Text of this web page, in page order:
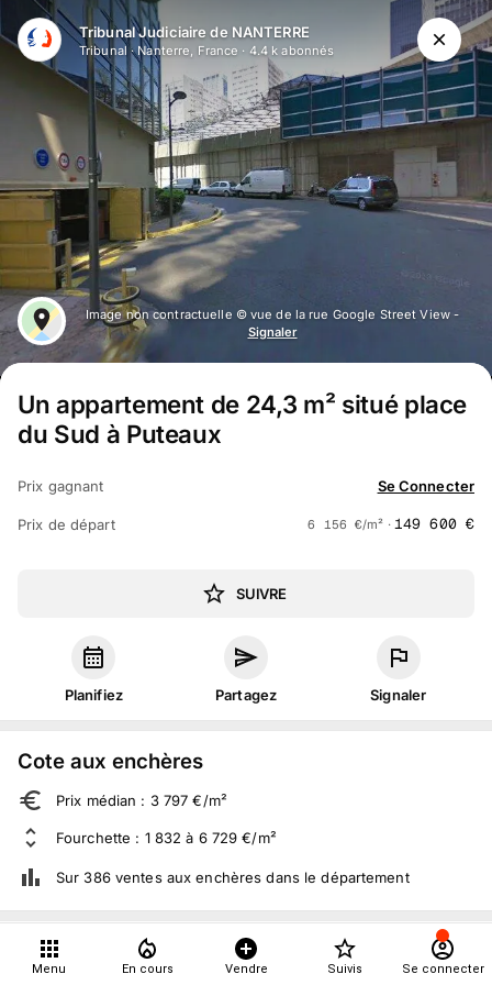
Aller au contenu principal
Tribunal Judiciaire de NANTERRE
Tribunal·Nanterre, France · 4.4 k abonnés
Image non contractuelle © vue de la rue Google Street View -
Signaler
Un appartement de 24,3 m² situé place
du Sud à Puteaux
Prix gagnant Se Connecter
Prix de départ 6 156 €/m² · 149 600 €
SUIVRE
Planifiez Partagez Signaler
Cote aux enchères
Prix médian : 3 797 €/m²
Fourchette : 1 832 à 6 729 €/m²
Sur 386 ventes aux enchères dans le département
À propos
Menu En cours Vendre Suivis Se connecter